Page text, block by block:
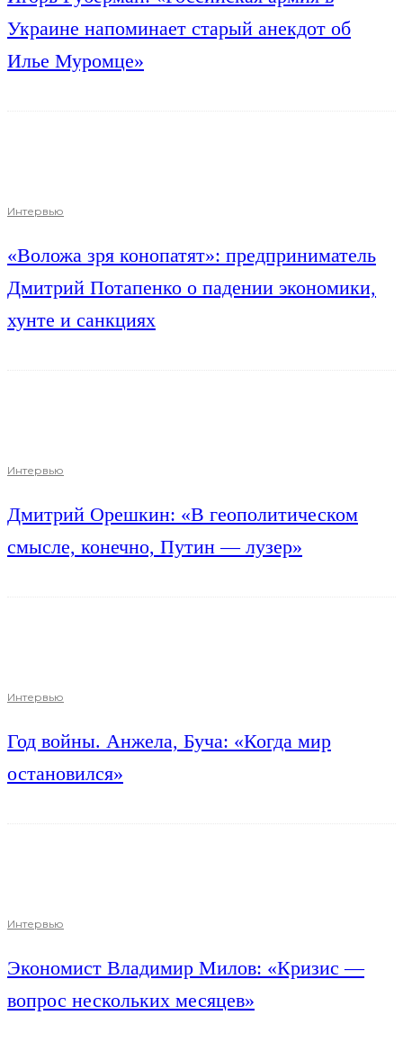
Украине напоминает старый анекдот об
Илье Муромце»
Интервью
«Воложа зря конопатят»: предприниматель
Дмитрий Потапенко о падении экономики,
хунте и санкциях
Интервью
Дмитрий Орешкин: «В геополитическом
смысле, конечно, Путин — лузер»
Интервью
Год войны. Анжела, Буча: «Когда мир
остановился»
Интервью
Экономист Владимир Милов: «Кризис —
вопрос нескольких месяцев»